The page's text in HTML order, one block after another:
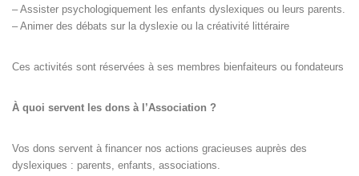
– Assister psychologiquement les enfants dyslexiques ou leurs parents.
– Animer des débats sur la dyslexie ou la créativité littéraire
Ces activités sont réservées à ses membres bienfaiteurs ou fondateurs
À quoi servent les dons à l’Association ?
Vos dons servent à financer nos actions gracieuses auprès des
dyslexiques : parents, enfants, associations.